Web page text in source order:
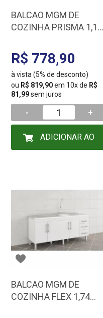
BALCAO MGM DE
COZINHA PRISMA 1,14
R$ 778,90
à vista (5% de desconto)
ou R$ 819,90em 10x de R$
81,99sem juros
- +
BALCAO MGM DE
COZINHA FLEX 1,74